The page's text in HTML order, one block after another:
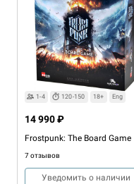
1-4 120-150 18+ Eng
Frostpunk: The Board Game
7 отзывов
14 990 ₽
Уведомить о наличии